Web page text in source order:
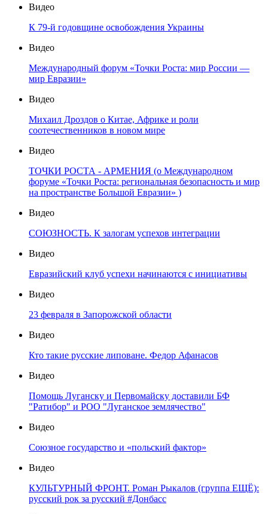
Видео
К 79-й годовщине освобождения Украины
Видео
Международный форум «Точки Роста: мир России —
мир Евразии»
Видео
Михаил Дроздов о Китае, Африке и роли
соотечественников в новом мире
Видео
ТОЧКИ РОСТА - АРМЕНИЯ (о Международном
форуме «Точки Роста: региональная безопасность и мир
на пространстве Большой Евразии» )
Видео
СОЮЗНОСТЬ. К залогам успехов интеграции
Видео
Евразийский клуб успехи начинаются с инициативы
Видео
23 февраля в Запорожской области
Видео
Кто такие русские липоване. Федор Афанасов
Видео
Помощь Луганску и Первомайску доставили БФ
"Ратибор" и РОО "Луганское землячество"
Видео
Союзное государство и «польский фактор»
Видео
КУЛЬТУРНЫЙ ФРОНТ. Роман Рыкалов (группа ЕЩЁ):
русский рок за русский #Донбасс